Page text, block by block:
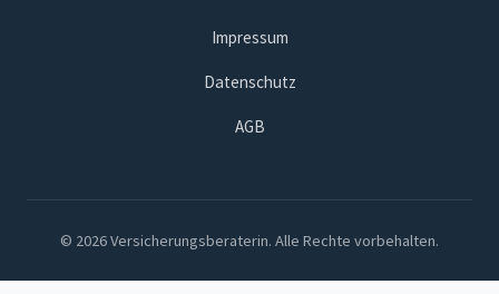
Impressum
Datenschutz
AGB
© 2026 Versicherungsberaterin. Alle Rechte vorbehalten.